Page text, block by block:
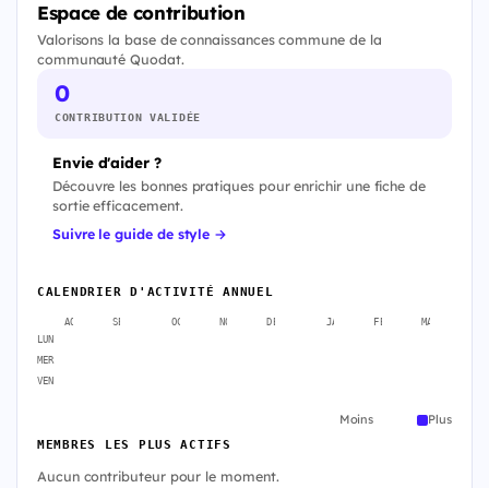
Espace de contribution
Valorisons la base de connaissances commune de la
communauté Quodat.
0
CONTRIBUTION VALIDÉE
Envie d'aider ?
Découvre les bonnes pratiques pour enrichir une fiche de
sortie efficacement.
Suivre le guide de style →
CALENDRIER D'ACTIVITÉ ANNUEL
AOÛT SEPT. OCT. NOV. DÉC. JANV. FÉVR. MARS
LUN
MER
VEN
Moins Plus
MEMBRES LES PLUS ACTIFS
Aucun contributeur pour le moment.